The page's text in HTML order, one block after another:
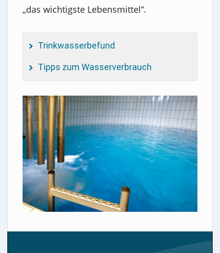
„das wichtigste Lebensmittel“.
Trinkwasserbefund
Tipps zum Wasserverbrauch